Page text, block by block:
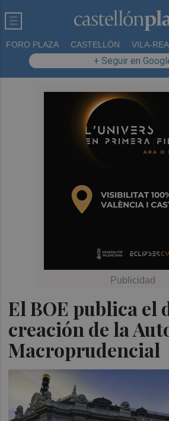
FORO PLAZA CASTELLÓN VILA-
+ Seguir en
El BOE publica el
creación de la
Macroprudencial